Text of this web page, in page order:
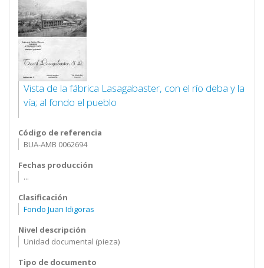
Vista de la fábrica Lasagabaster, con el río deba y la
vía; al fondo el pueblo
Código de referencia
BUA-AMB 0062694
Fechas producción
...
Clasificación
Fondo Juan Idigoras
Nivel descripción
Unidad documental (pieza)
Tipo de documento